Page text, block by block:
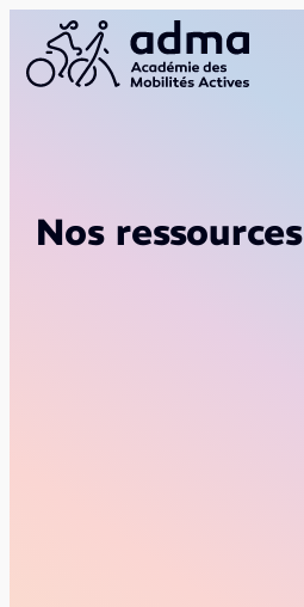
Nos ressources